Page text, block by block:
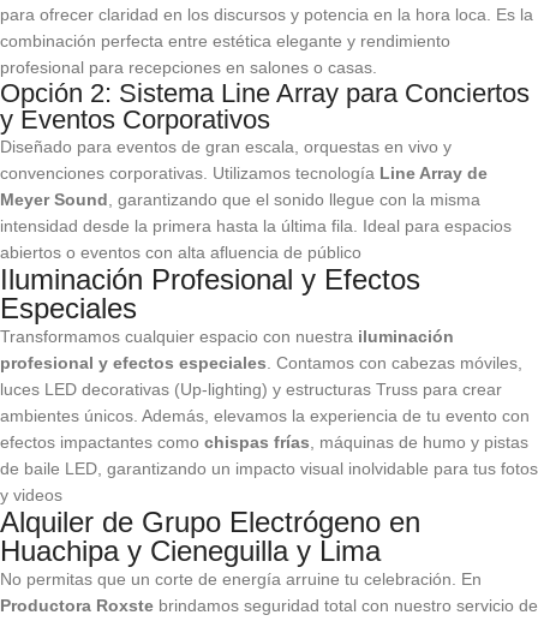
para ofrecer claridad en los discursos y potencia en la hora loca. Es la
combinación perfecta entre estética elegante y rendimiento
profesional para recepciones en salones o casas.
Opción 2: Sistema Line Array para Conciertos
y Eventos Corporativos
Diseñado para eventos de gran escala, orquestas en vivo y
convenciones corporativas. Utilizamos tecnología Line Array de
Meyer Sound , garantizando que el sonido llegue con la misma
intensidad desde la primera hasta la última fila. Ideal para espacios
abiertos o eventos con alta afluencia de público
Iluminación Profesional y Efectos
Especiales
Transformamos cualquier espacio con nuestra iluminación
profesional y efectos especiales . Contamos con cabezas móviles,
luces LED decorativas (Up-lighting) y estructuras Truss para crear
ambientes únicos. Además, elevamos la experiencia de tu evento con
efectos impactantes como chispas frías , máquinas de humo y pistas
de baile LED, garantizando un impacto visual inolvidable para tus fotos
y videos
Alquiler de Grupo Electrógeno en
Huachipa y Cieneguilla y Lima
No permitas que un corte de energía arruine tu celebración. En
Productora Roxste brindamos seguridad total con nuestro servicio de